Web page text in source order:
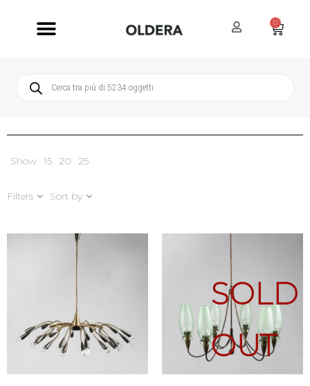
0
Show 15 20 25
Filters Sort by
SOLD
OUT